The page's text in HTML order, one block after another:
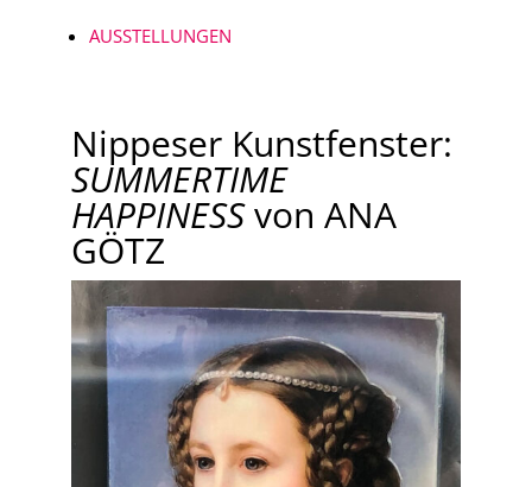
AUSSTELLUNGEN
Nippeser Kunstfenster:
SUMMERTIME
HAPPINESSvon ANA
GÖTZ